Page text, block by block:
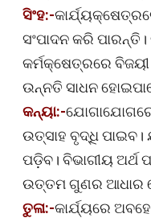
ସିଂହ:-
ସଂପାଦନ କରି
କର୍ମକ୍ଷେତ୍ରରେ ବିଜୟୀ
ଉନ୍ନତି ସାଧନ
କନ୍ୟା:-
ଉତ୍ସାହ ବୃଦ୍ଧି ପାଇବ।
ପଡ଼ିବ। ବିଭାଗୀୟ ଅର୍ଥ
ଉତ୍ତମ ଗୁଣର ଆଧାର
ତୁଳା:-କାର୍ଯ୍ୟରେ